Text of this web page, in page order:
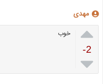
مهدی

-2

خوب